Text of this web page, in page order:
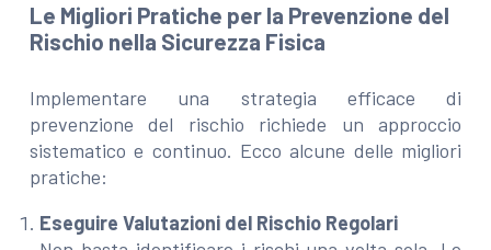
Le Migliori Pratiche per la Prevenzione del
Rischio nella Sicurezza Fisica
Implementare una strategia efficace di
prevenzione del rischio richiede un approccio
sistematico e continuo. Ecco alcune delle migliori
pratiche:
Eseguire Valutazioni del Rischio Regolari